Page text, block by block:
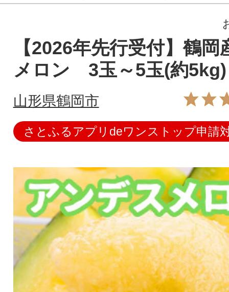
【2026年先行受付】鶴
メロン 3玉～5玉(約5kg)
山形県鶴岡市
さとふるアプリdeワンストップ申請